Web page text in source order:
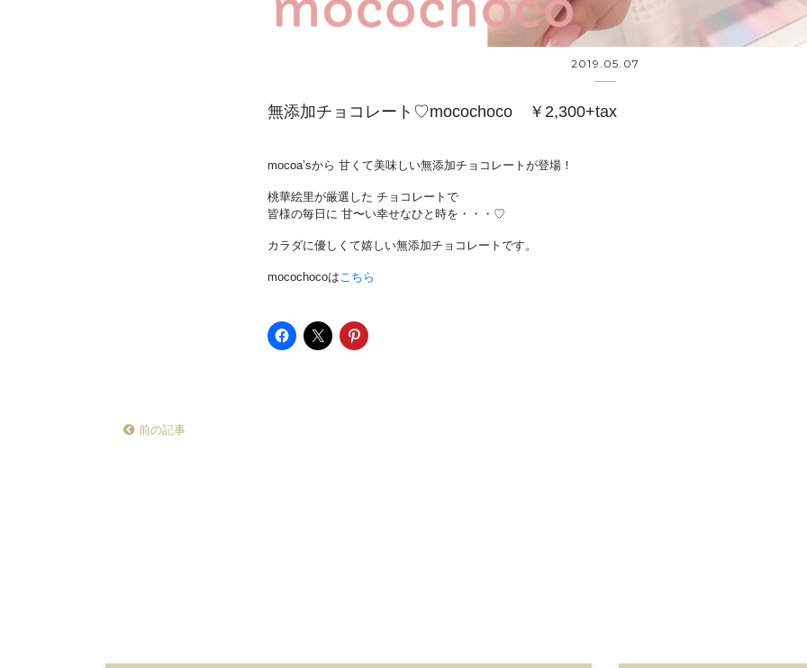
2019.05.07
無添加チョコレート♡mocochoco ￥2,300+tax
mocoa’sから 甘くて美味しい無添加チョコレートが登場！
桃華絵里が厳選した チョコレートで
皆様の毎日に 甘〜い幸せなひと時を・・・♡
カラダに優しくて嬉しい無添加チョコレートです。
mocochocoは こちら
前の記事